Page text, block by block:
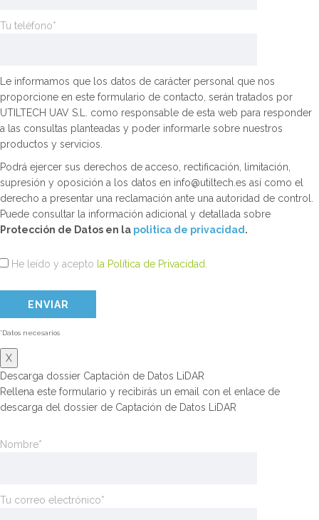
Tu teléfono*
Le informamos que los datos de carácter personal que nos
proporcione en este formulario de contacto, serán tratados por
UTILTECH UAV S.L. como responsable de esta web para responder
a las consultas planteadas y poder informarle sobre nuestros
productos y servicios.
Podrá ejercer sus derechos de acceso, rectificación, limitación,
supresión y oposición a los datos en info@utiltech.es así como el
derecho a presentar una reclamación ante una autoridad de control.
Puede consultar la información adicional y detallada sobre
Protección de Datos en la politica de privacidad .
He leído y acepto la Política de Privacidad
*Datos necesarios
X
Descarga dossier Captación de Datos LiDAR
Rellena este formulario y recibirás un email con el enlace de
descarga del dossier de Captación de Datos LiDAR
Nombre*
Tu correo electrónico*